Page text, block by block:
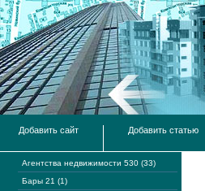
Добавить сайт Добавить статью
Агентства недвижимости 530 (33)
Бары 21 (1)